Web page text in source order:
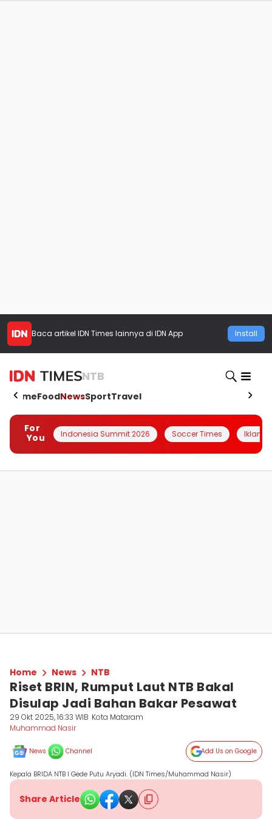
Baca artikel IDN Times lainnya di IDN App Install
NTB
HomeFoodNewsSportTravel
For
You
Indonesia Summit 2026 Soccer Times Iklanin
Home News NTB
Riset BRIN, Rumput Laut NTB Bakal
Disulap Jadi Bahan Bakar Pesawat
29 Okt 2025, 16:33 WIB Kota Mataram
Muhammad Nasir
News Channel Add Us on Google
Kepala BRIDA NTB I Gede Putu Aryadi. (IDN Times/Muhammad Nasir)
Share Article